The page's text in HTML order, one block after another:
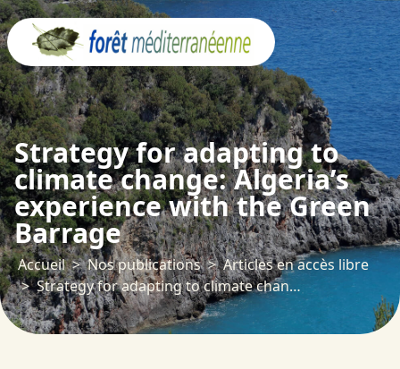
Strategy for adapting to
climate change: Algeria’s
experience with the Green
Barrage
Accueil Nos publications
Articles en accès libre
Strategy for adapting to climate change: Algeria’s experience with the Green Barrage
Panneau de gestion des cookies